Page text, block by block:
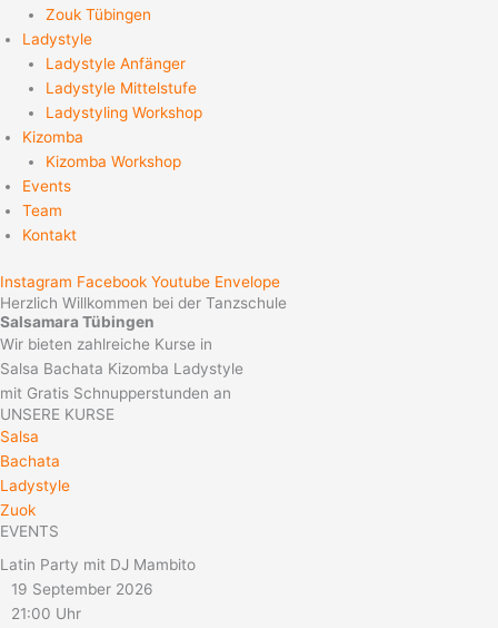
Zouk Tübingen
Ladystyle
Ladystyle Anfänger
Ladystyle Mittelstufe
Ladystyling Workshop
Kizomba
Kizomba Workshop
Events
Team
Kontakt
Instagram Facebook Youtube Envelope
Herzlich Willkommen bei der Tanzschule
Salsamara Tübingen
Wir bieten zahlreiche Kurse in
Salsa Bachata Kizomba Ladystyle
mit Gratis Schnupperstunden an
UNSERE KURSE
Salsa
Bachata
Ladystyle
Zuok
EVENTS
Latin Party mit DJ Mambito
19 September 2026
21:00 Uhr